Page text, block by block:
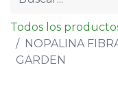
Todos los
NOPALINA
GARDEN